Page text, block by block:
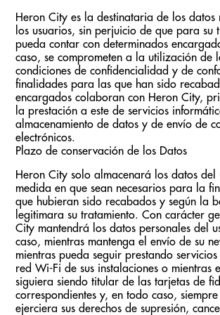
Heron City es la destinataria de los datos
los usuarios, sin perjuicio de que para su
pueda contar con determinados
caso, se comprometen a la utilización de
condiciones de confidencialidad y de
finalidades para las que han sido
encargados colaboran con Heron City,
la prestación a este de servicios
almacenamiento de datos y de envío de
electrónicos.
Plazo de conservación de los Datos
Heron City solo almacenará los datos del
medida en que sean necesarios para la
que hubieran sido recabados y según la
legitimara su tratamiento. Con carácter
City mantendrá los datos personales del
caso, mientras mantenga el envío de su
mientras pueda seguir prestando
red Wi-Fi de sus instalaciones o mientras
siguiera siendo titular de las tarjetas de
correspondientes y, en todo caso,
ejerciera sus derechos de supresión,